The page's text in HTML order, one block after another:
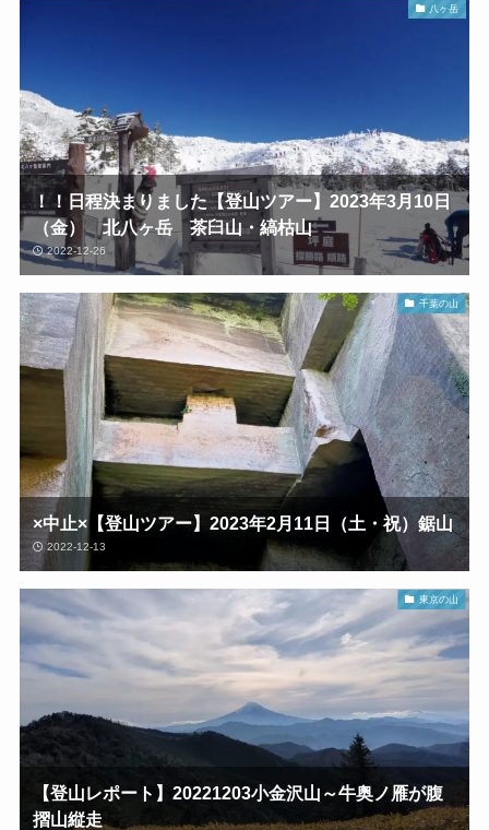
八ヶ岳
！！日程決まりました【登山ツアー】2023年3月10日
（金） 北八ヶ岳 茶臼山・縞枯山
2022-12-26
千葉の山
×中止×【登山ツアー】2023年2月11日（土・祝）鋸山
2022-12-13
東京の山
【登山レポート】20221203小金沢山～牛奥ノ雁が腹
摺山縦走